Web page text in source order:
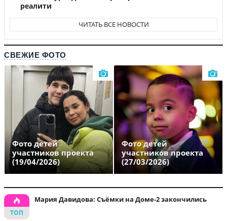
реалити
ЧИТАТЬ ВСЕ НОВОСТИ
СВЕЖИЕ ФОТО
Фото детей
участников проекта
(19/04/2026)
Фото детей
участников проекта
(27/03/2026)
Мария Давидова: Съёмки на Доме-2 закончились